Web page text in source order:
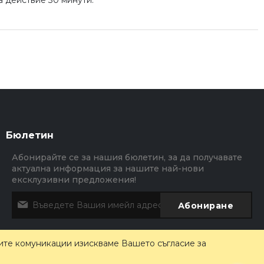
комуникации изискваме Вашето съгласие за
Бюлетин
Абонирайте се за нашия бюлетин, за да получавате
актуална информация за нашите най-нови
ексклузивни предложения!
Абониране